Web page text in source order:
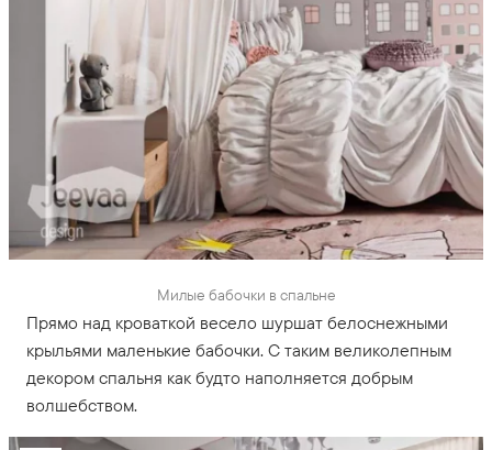
Милые бабочки в спальне
Прямо над кроваткой весело шуршат белоснежными
крыльями маленькие бабочки. С таким великолепным
декором спальня как будто наполняется добрым
волшебством.